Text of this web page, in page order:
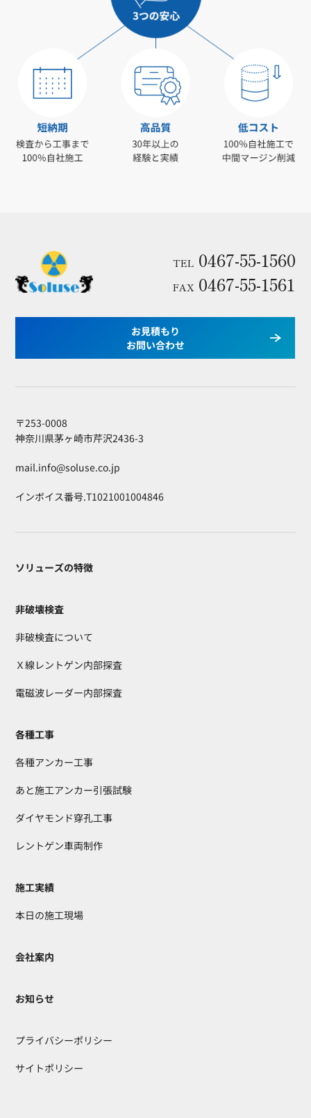
TEL 0467-55-1560
FAX 0467-55-1561
お見積もり
お問い合わせ
〒253-0008
神奈川県茅ヶ崎市芹沢2436-3
mail.info@soluse.co.jp
インボイス番号.T1021001004846
ソリューズの特徴
非破壊検査
非破検査について
Ｘ線レントゲン内部探査
電磁波レーダー内部探査
各種工事
各種アンカー工事
あと施工アンカー引張試験
ダイヤモンド穿孔工事
レントゲン車両制作
施工実績
本日の施工現場
会社案内
お知らせ
プライバシーポリシー
サイトポリシー